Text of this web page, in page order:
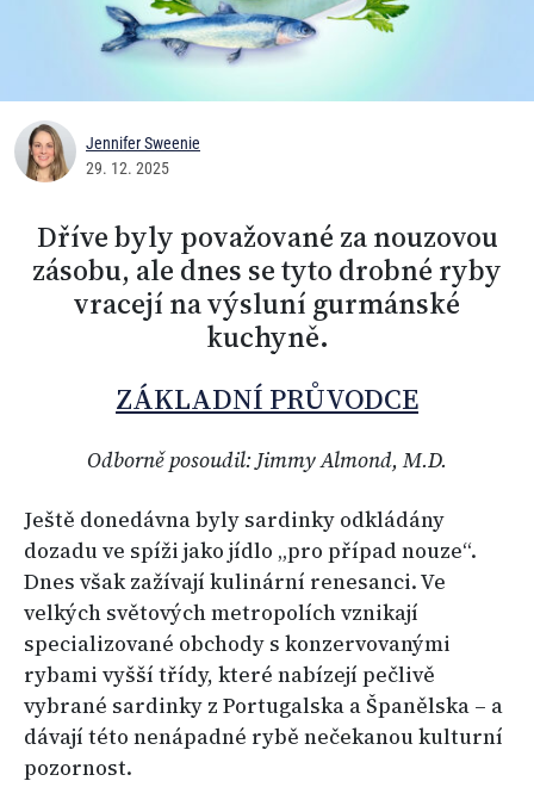
Jennifer Sweenie
29. 12. 2025
Dříve byly považované za nouzovou
zásobu, ale dnes se tyto drobné ryby
vracejí na výsluní gurmánské
kuchyně.
ZÁKLADNÍ PRŮVODCE
Odborně posoudil: Jimmy Almond, M.D.
Ještě donedávna byly sardinky odkládány
dozadu ve spíži jako jídlo „pro případ nouze“.
Dnes však zažívají kulinární renesanci. Ve
velkých světových metropolích vznikají
specializované obchody s konzervovanými
rybami vyšší třídy, které nabízejí pečlivě
vybrané sardinky z Portugalska a Španělska – a
dávají této nenápadné rybě nečekanou kulturní
pozornost.